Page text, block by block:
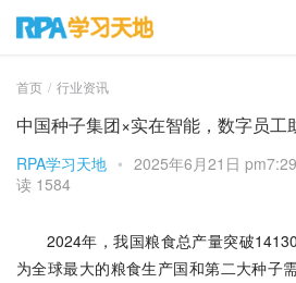
首页 行业资讯
中国种子集团×实在智能，数字员工
RPA学习天地 • 2025年6月21日 pm7:29
读 1584
2024年，我国粮食总产量突破
为全球最大的粮食生产国和第二大种子